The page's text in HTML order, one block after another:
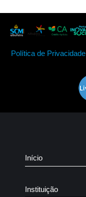
Política de Privacidade
Início
Instituição